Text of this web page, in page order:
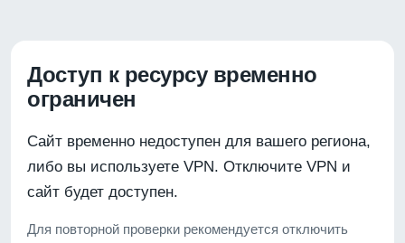
Доступ к ресурсу временно
ограничен
Сайт временно недоступен для вашего региона,
либо вы используете VPN. Отключите VPN и
сайт будет доступен.
Для повторной проверки рекомендуется отключить